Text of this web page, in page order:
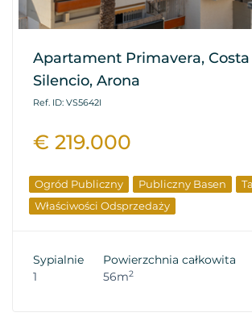
Apartament Primavera,
Silencio, Arona
Ref. ID: VS5642I
€ 219.000
Ogród Publiczny Publiczny Basen
Właściwości Odsprzedaży
Sypialnie
1
Powierzchnia całkowita
56m2